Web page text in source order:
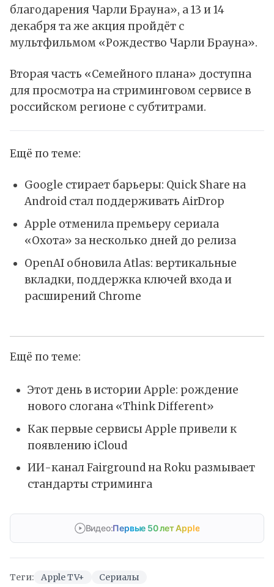
благодарения Чарли Брауна», а 13 и 14
декабря та же акция пройдёт с
мультфильмом «Рождество Чарли Брауна».
Вторая часть «Семейного плана» доступна
для просмотра на стриминговом сервисе в
российском регионе с субтитрами.
Ещё по теме:
Google стирает барьеры: Quick Share на
Android стал поддерживать AirDrop
Apple отменила премьеру сериала
«Охота» за несколько дней до релиза
OpenAI обновила Atlas: вертикальные
вкладки, поддержка ключей входа и
расширений Chrome
Ещё по теме:
Этот день в истории Apple: рождение
нового слогана «Think Different»
Как первые сервисы Apple привели к
появлению iCloud
ИИ-канал Fairground на Roku размывает
стандарты стриминга
Видео:Первые 50 лет Apple
Теги: Apple TV+ Сериалы